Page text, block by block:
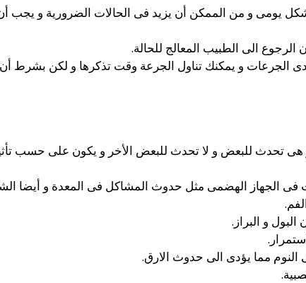
يومى و من الممكن أن يزيد فى الحالات الضرورية و يجب
الرجوع الى الطبيب المعالج للحالة.
الجرعات و يمكنك تناول الجرعة وقت تذكرها و لكن بشرط
هى تحدث للبعض و لا تحدث للبعض الأخر و يكون على حسب
الجهاز الهضمى مثل حدوث المشاكل فى المعدة و أيضا
و البراز.
مما يؤدى الى حدوث الارق.